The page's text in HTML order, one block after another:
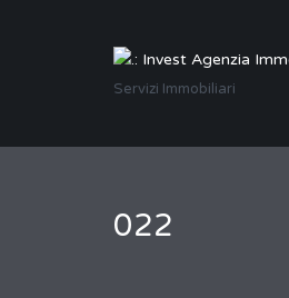
Servizi Immobiliari
022